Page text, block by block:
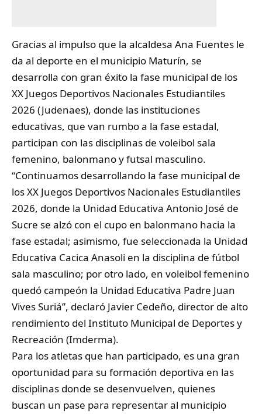
Gracias al impulso que la alcaldesa Ana Fuentes le
da al deporte en el municipio Maturín, se
desarrolla con gran éxito la fase municipal de los
XX Juegos Deportivos Nacionales Estudiantiles
2026 (Judenaes), donde las instituciones
educativas, que van rumbo a la fase estadal,
participan con las disciplinas de voleibol sala
femenino, balonmano y futsal masculino.
“Continuamos desarrollando la fase municipal de
los XX Juegos Deportivos Nacionales Estudiantiles
2026, donde la Unidad Educativa Antonio José de
Sucre se alzó con el cupo en balonmano hacia la
fase estadal; asimismo, fue seleccionada la Unidad
Educativa Cacica Anasoli en la disciplina de fútbol
sala masculino; por otro lado, en voleibol femenino
quedó campeón la Unidad Educativa Padre Juan
Vives Suriá”, declaró Javier Cedeño, director de alto
rendimiento del Instituto Municipal de Deportes y
Recreación (Imderma).
Para los atletas que han participado, es una gran
oportunidad para su formación deportiva en las
disciplinas donde se desenvuelven, quienes
buscan un pase para representar al municipio